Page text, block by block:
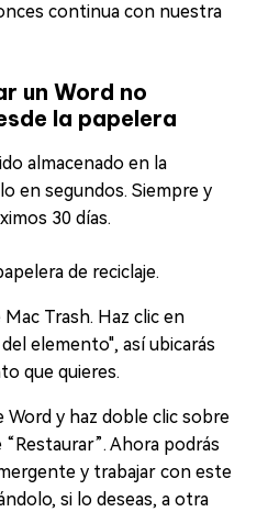
continua con nuestra
un Word no
la papelera
almacenado en la
en segundos. Siempre y
30 días.
de reciclaje.
Trash. Haz clic en
elemento", así ubicarás
que quieres.
Word y haz doble clic sobre
Ahora podrás
y trabajar con este
si lo deseas, a otra